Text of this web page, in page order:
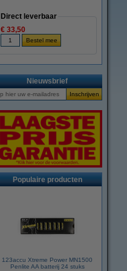
Direct leverbaar
€ 33,50
Nieuwsbrief
Populaire producten
123accu Xtreme Power MN1500
Penlite AA batterij 24 stuks